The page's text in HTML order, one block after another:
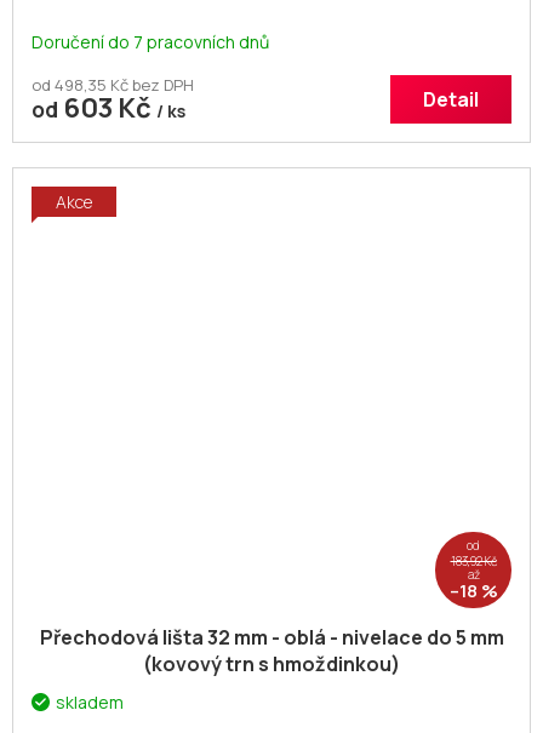
Doručení do 7 pracovních dnů
od 498,35 Kč bez DPH
od 603 Kč / ks Detail
Akce
od
183,92 Kč
až
–18 %
Přechodová lišta 32 mm - oblá - nivelace do 5 mm
(kovový trn s hmoždinkou)
skladem